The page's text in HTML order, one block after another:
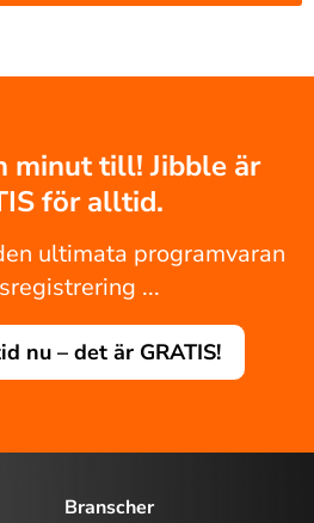
minut till! Jibble är
för alltid.
ultimata programvaran
...
nu – det är GRATIS!
Branscher